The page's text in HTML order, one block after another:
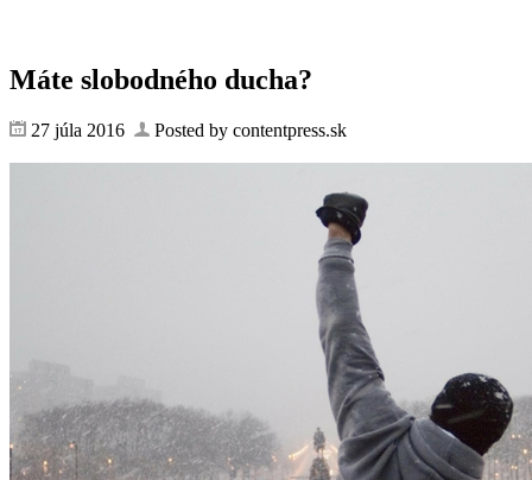
Máte slobodného ducha?
27 júla 2016 Posted by contentpress.sk